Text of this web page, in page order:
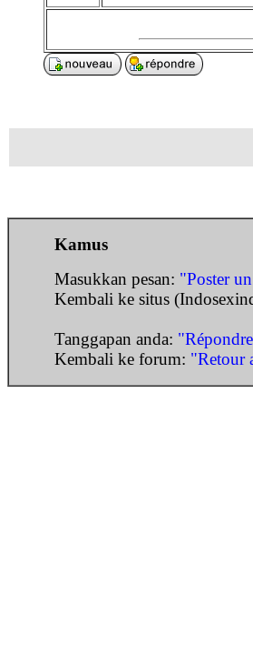
Kamus
Masukkan pesan: "Poster
Kembali ke situs
Tanggapan anda:
Kembali ke forum: "Retour